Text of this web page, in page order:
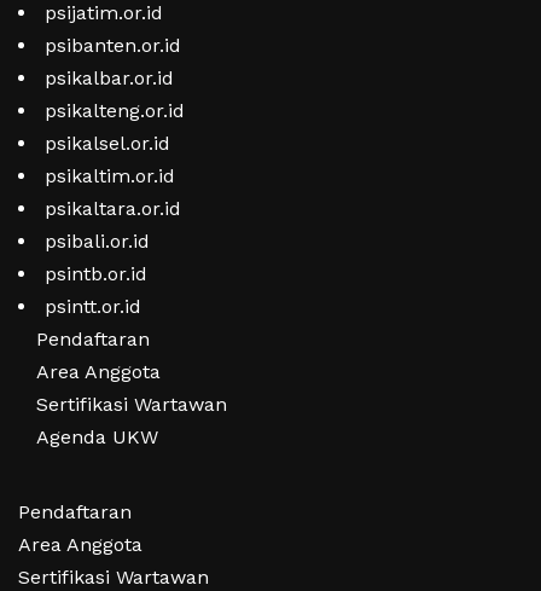
psijatim.or.id
psibanten.or.id
psikalbar.or.id
psikalteng.or.id
psikalsel.or.id
psikaltim.or.id
psikaltara.or.id
psibali.or.id
psintb.or.id
psintt.or.id
Pendaftaran
Area Anggota
Sertifikasi Wartawan
Agenda UKW
Pendaftaran
Area Anggota
Sertifikasi Wartawan